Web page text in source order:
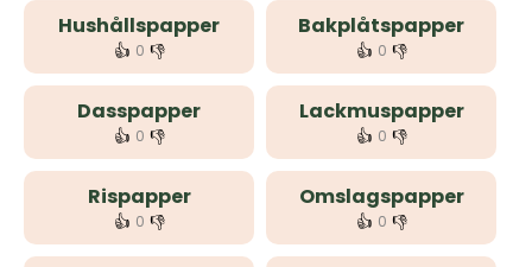
Hushållspapper
👍 0 👎
Bakplåtspapper
👍 0 👎
Dasspapper
👍 0 👎
Lackmuspapper
👍 0 👎
Rispapper
👍 0 👎
Omslagspapper
👍 0 👎